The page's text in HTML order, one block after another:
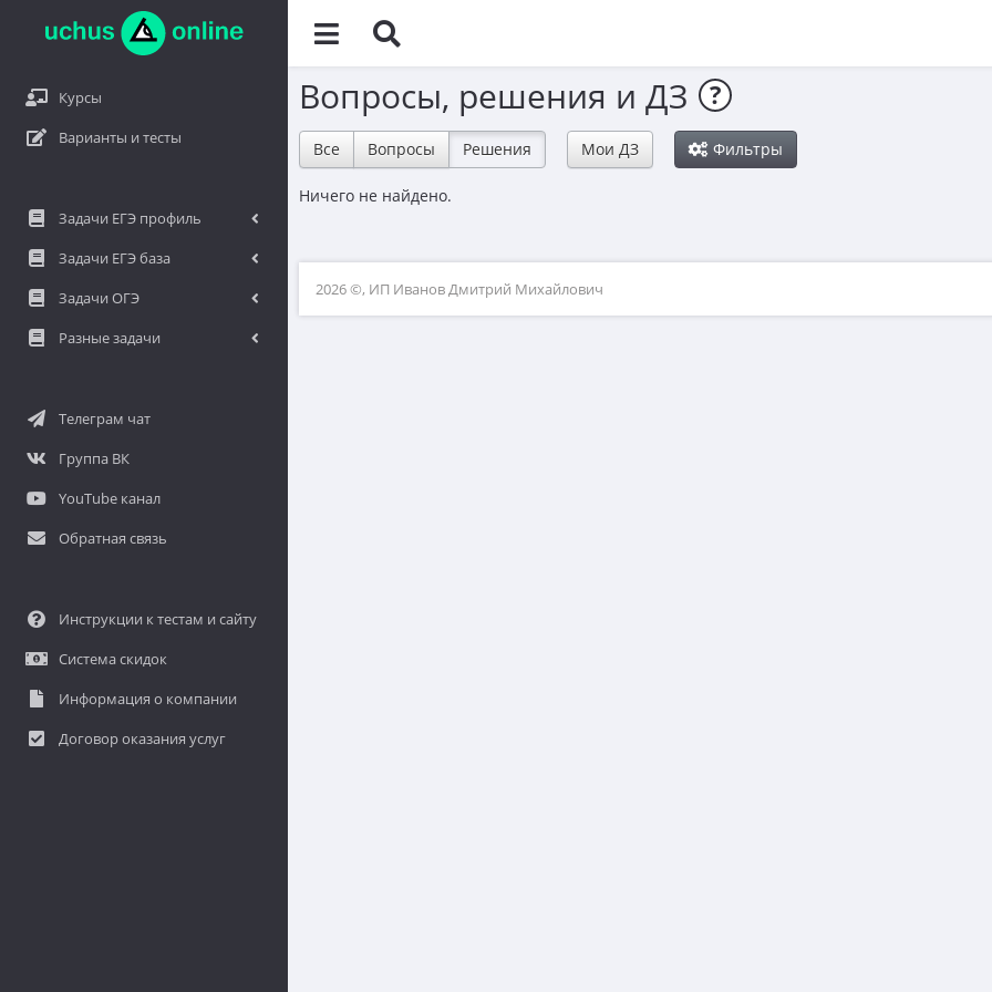
Курсы
Варианты и тесты
Задачи ЕГЭ профиль
Задачи ЕГЭ база
Задачи ОГЭ
Разные задачи
Телеграм чат
Группа ВК
YouTube канал
Обратная связь
Инструкции к тестам и сайту
Система скидок
Информация о компании
Договор оказания услуг
Вопросы, решения и ДЗ ?
Все Вопросы Решения Мои ДЗ Фильтры
Ничего не найдено.
2026 ©, ИП Иванов Дмитрий Михайлович